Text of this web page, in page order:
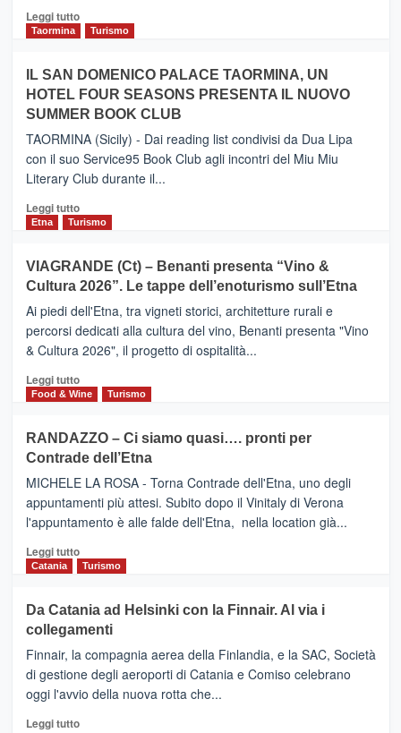
e
Zanzibar
da
Neos
Leggi tuttoLeggi
PIEDIMONTE
ETNEO
–
Meta
turistica
privilegiata
secondo
dati
di
Anche
la
Alcantara
nei
primi
nella
classifica
Taormina Turismo
IL SAN DOMENICO PALACE TAORMINA, UN
HOTEL FOUR SEASONS PRESENTA IL NUOVO
SUMMER BOOK CLUB
TAORMINA (Sicily) - Dai reading list condivisi da Dua Lipa
con il suo Service95 Book Club agli incontri del Miu Miu
Literary Club durante il...
Leggi tuttoLeggi
di
IL
SAN
DOMENICO
PALACE
TAORMINA,
UN
HOTEL
FOUR
IL
NUOVO
SUMMER
CLUB
Etna Turismo
VIAGRANDE (Ct) – Benanti presenta “Vino &
Cultura 2026”. Le tappe dell’enoturismo sull’Etna
Ai piedi dell'Etna, tra vigneti storici, architetture rurali e
percorsi dedicati alla cultura del vino, Benanti presenta "Vino
& Cultura 2026", il progetto di ospitalità...
Leggi tuttoLeggi
di
VIAGRANDE
(Ct)
–
Benanti
presenta
“Vino
&
Cultura
tappe
dell’enoturismo
Food & Wine Turismo
RANDAZZO – Ci siamo quasi…. pronti per
Contrade dell’Etna
MICHELE LA ROSA - Torna Contrade dell'Etna, uno degli
appuntamenti più attesi. Subito dopo il Vinitaly di Verona
l'appuntamento è alle falde dell'Etna, nella location già...
Leggi tuttoLeggi
di
RANDAZZO
–
Ci
siamo
quasi….
pronti
per
Catania Turismo
Da Catania ad Helsinki con la Finnair. Al via i
collegamenti
Finnair, la compagnia aerea della Finlandia, e la SAC, Società
di gestione degli aeroporti di Catania e Comiso celebrano
oggi l'avvio della nuova rotta che...
Leggi tuttoLeggi